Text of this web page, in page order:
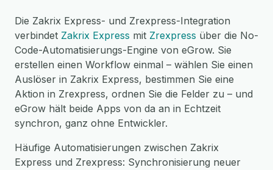
Die Zakrix Express- und Zrexpress-Integration
verbindet Zakrix Express mit Zrexpress über die No-
Code-Automatisierungs-Engine von eGrow. Sie
erstellen einen Workflow einmal – wählen Sie einen
Auslöser in Zakrix Express, bestimmen Sie eine
Aktion in Zrexpress, ordnen Sie die Felder zu – und
eGrow hält beide Apps von da an in Echtzeit
synchron, ganz ohne Entwickler.
Häufige Automatisierungen zwischen Zakrix
Express und Zrexpress: Synchronisierung neuer